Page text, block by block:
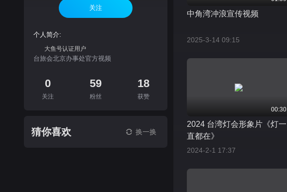
关注
个人简介:
大鱼号认证用户
台旅会北京办事处官方视频
0
关注
59
粉丝
18
获赞
猜你喜欢 换一换
中角湾冲浪宣传视频
2025-3-14 09:15
00:30
2024 台湾灯会形象片《灯一
直都在》
2024-2-1 17:37